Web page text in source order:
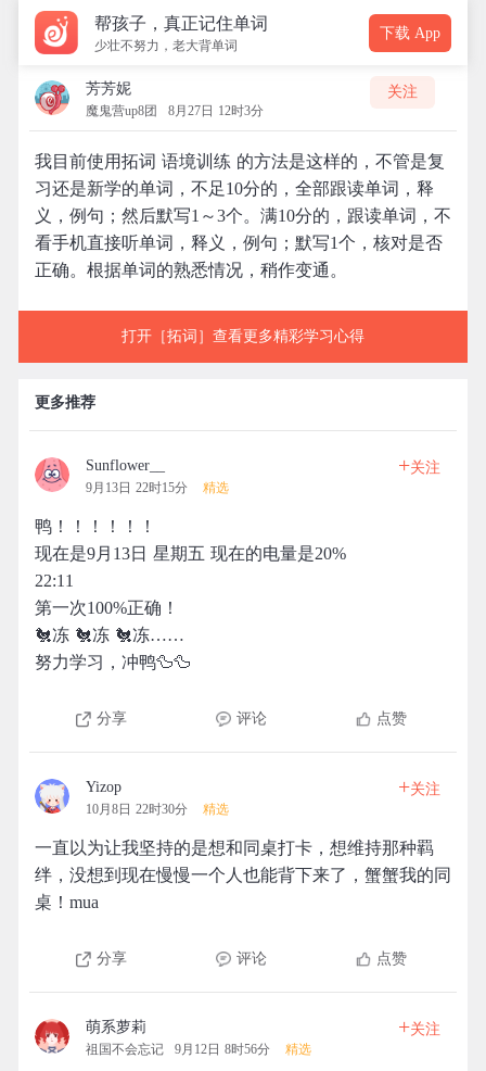
帮孩子，真正记住单词
少壮不努力，老大背单词
下载 App
芳芳妮
魔鬼营up8团 8月27日 12时3分
关注
我目前使用拓词 语境训练 的方法是这样的，不管是复
习还是新学的单词，不足10分的，全部跟读单词，释
义，例句；然后默写1～3个。满10分的，跟读单词，不
看手机直接听单词，释义，例句；默写1个，核对是否
正确。根据单词的熟悉情况，稍作变通。
打开［拓词］查看更多精彩学习心得
更多推荐
Sunflower__
9月13日 22时15分 精选
+关注
鸭！！！！！！
现在是9月13日 星期五 现在的电量是20%
22:11
第一次100%正确！
🐔冻 🐔冻 🐔冻……
努力学习，冲鸭🦆🦆
分享 评论 点赞
Yizop
10月8日 22时30分 精选
+关注
一直以为让我坚持的是想和同桌打卡，想维持那种羁
绊，没想到现在慢慢一个人也能背下来了，蟹蟹我的同
桌！mua
分享 评论 点赞
萌系萝莉
祖国不会忘记 9月12日 8时56分 精选
+关注